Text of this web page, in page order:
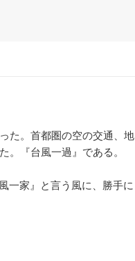
た。首都圏の空の交通、地
。『台風一過』である。
一家』と言う風に、勝手に